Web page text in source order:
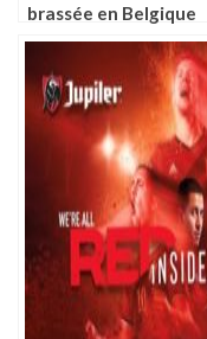
brassée en Belgique